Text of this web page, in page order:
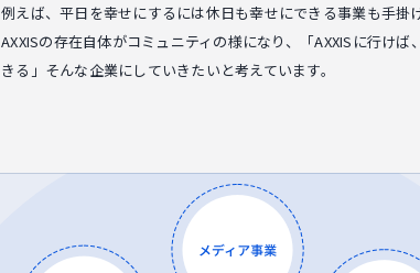
例えば、平日を幸せにするには休日も幸せにできる事業も手掛
AXXISの存在自体がコミュニティの様になり、「AXXISに行け
きる」そんな企業にしていきたいと考えています。